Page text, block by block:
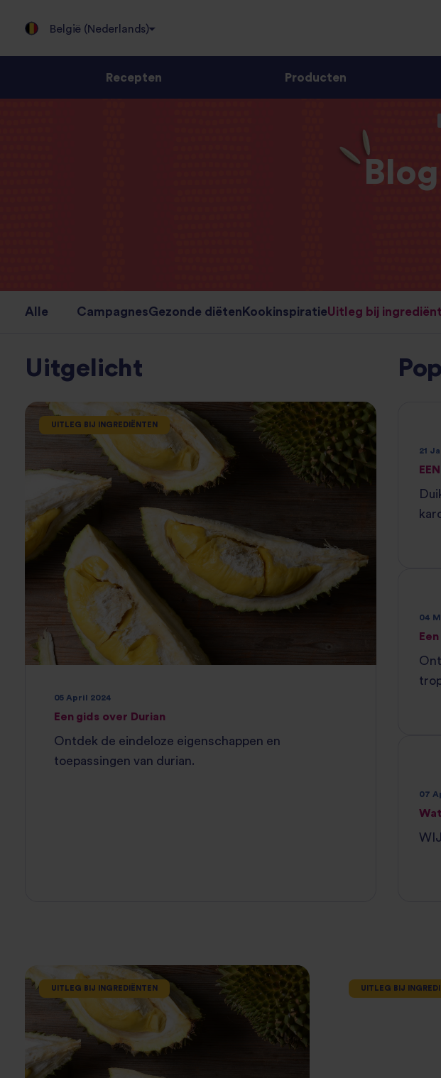
België (Nederlands)
Recepten Producten
Alle CampagnesGezonde diëten KookinspiratieUitleg bij
Uitgelicht
UITLEG BIJ INGREDIËNTEN
05 April 2024
Een gids over Durian
Ontdek de eindeloze eigenschappen en
toepassingen van durian.
21
04
07
UITLEG BIJ INGREDIËNTEN UITLEG BIJ